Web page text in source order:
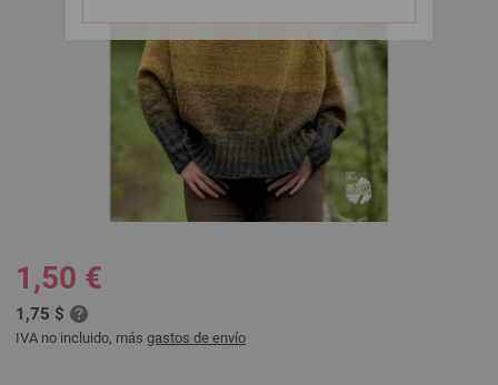
1,50 €
1,75 $
IVA no incluido, más gastos de envío